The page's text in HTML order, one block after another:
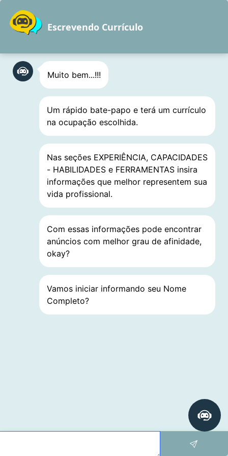
Pular
para
conteúdo
Agrícola
Engenheiro, Especialista,
Agrônomo, Coordenador e
Técnico
Escrevendo Currículo
Muito bem...!!!
Um rápido bate-papo e terá um currículo
na ocupação escolhida.
Nas seções EXPERIÊNCIA, CAPACIDADES
- HABILIDADES e FERRAMENTAS insira
informações que melhor representem sua
vida profissional.
Com essas informações pode encontrar
anúncios com melhor grau de afinidade,
okay?
Vamos iniciar informando seu Nome
Completo?